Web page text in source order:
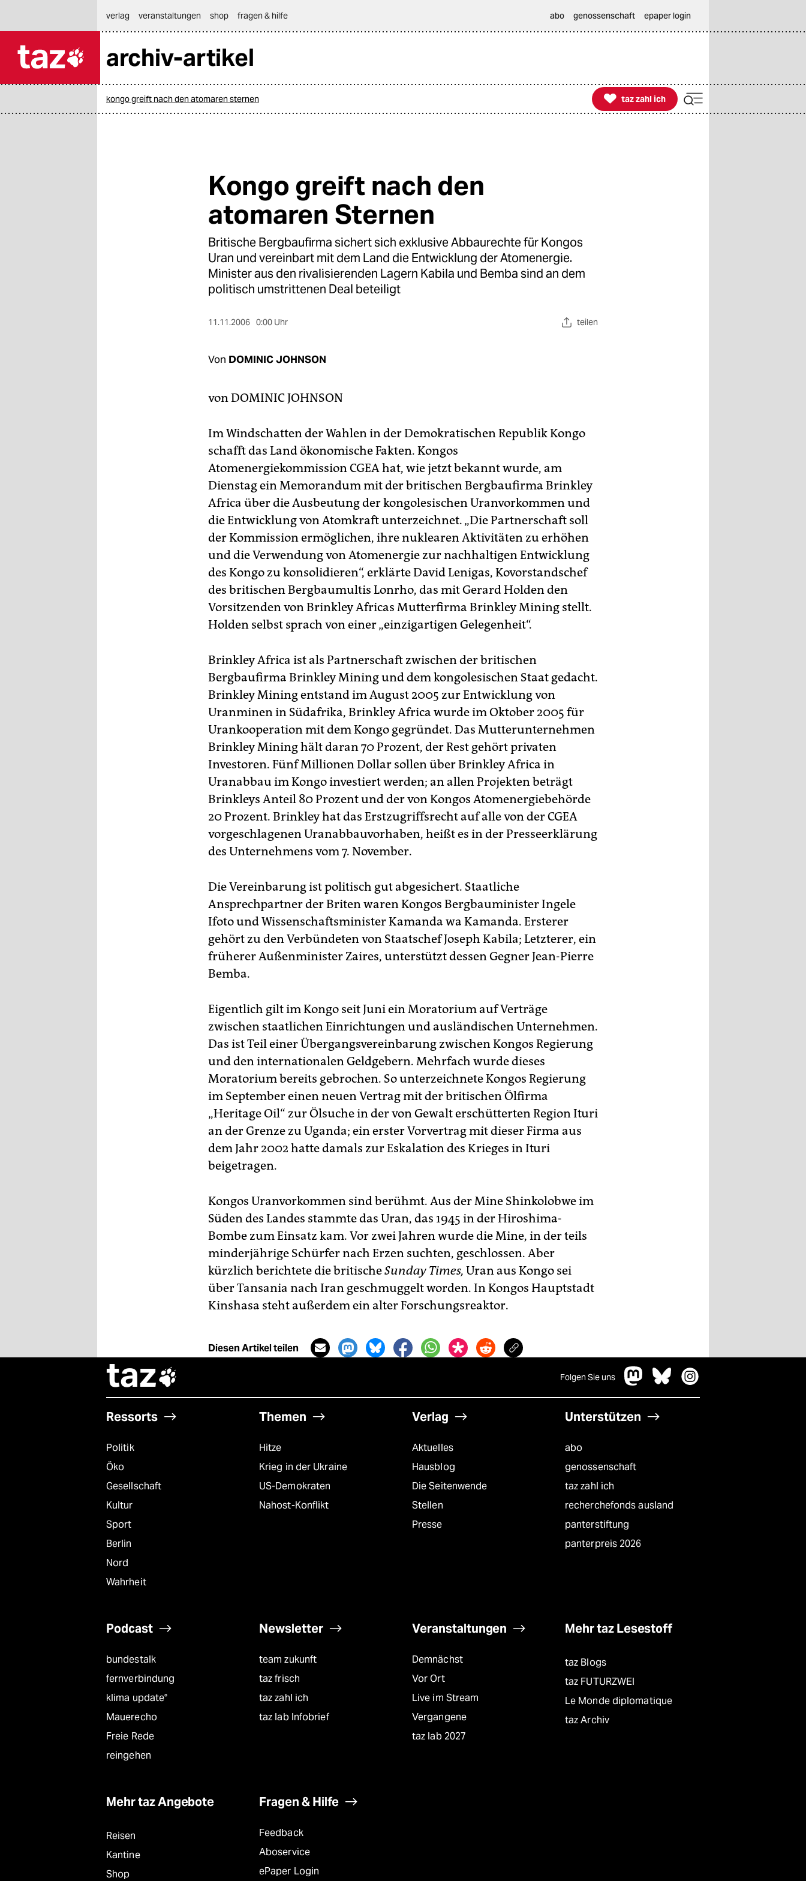
themen
verlag
veranstaltungen shop fragen & hilfe abo genossenschaft epaper login
archiv-artikel
kongo greift nach den atomaren sternen 
taz zahl ich
taz zahl ich
Kongo greift nach den
atomaren Sternen
Britische Bergbaufirma sichert sich exklusive Abbaurechte für Kongos
Uran und vereinbart mit dem Land die Entwicklung der Atomenergie.
Minister aus den rivalisierenden Lagern Kabila und Bemba sind an dem
politisch umstrittenen Deal beteiligt
11.11.2006 0:00 Uhr teilen
Von DOMINIC JOHNSON
vonDOMINIC JOHNSON
Im Windschatten der Wahlen in der Demokratischen Republik Kongo
schafft das Land ökonomische Fakten. Kongos
Atomenergiekommission CGEA hat, wie jetzt bekannt wurde, am
Dienstag ein Memorandum mit der britischen Bergbaufirma Brinkley
Africa über die Ausbeutung der kongolesischen Uranvorkommen und
die Entwicklung von Atomkraft unterzeichnet. „Die Partnerschaft soll
der Kommission ermöglichen, ihre nuklearen Aktivitäten zu erhöhen
und die Verwendung von Atomenergie zur nachhaltigen Entwicklung
des Kongo zu konsolidieren“, erklärte David Lenigas, Kovorstandschef
des britischen Bergbaumultis Lonrho, das mit Gerard Holden den
Vorsitzenden von Brinkley Africas Mutterfirma Brinkley Mining stellt.
Holden selbst sprach von einer „einzigartigen Gelegenheit“.
Brinkley Africa ist als Partnerschaft zwischen der britischen
Bergbaufirma Brinkley Mining und dem kongolesischen Staat gedacht.
Brinkley Mining entstand im August 2005 zur Entwicklung von
Uranminen in Südafrika, Brinkley Africa wurde im Oktober 2005 für
Urankooperation mit dem Kongo gegründet. Das Mutterunternehmen
Brinkley Mining hält daran 70 Prozent, der Rest gehört privaten
Investoren. Fünf Millionen Dollar sollen über Brinkley Africa in
Uranabbau im Kongo investiert werden; an allen Projekten beträgt
Brinkleys Anteil 80 Prozent und der von Kongos Atomenergiebehörde
20 Prozent. Brinkley hat das Erstzugriffsrecht auf alle von der CGEA
vorgeschlagenen Uranabbauvorhaben, heißt es in der Presseerklärung
des Unternehmens vom 7. November.
Die Vereinbarung ist politisch gut abgesichert. Staatliche
Ansprechpartner der Briten waren Kongos Bergbauminister Ingele
Ifoto und Wissenschaftsminister Kamanda wa Kamanda. Ersterer
gehört zu den Verbündeten von Staatschef Joseph Kabila; Letzterer, ein
früherer Außenminister Zaires, unterstützt dessen Gegner Jean-Pierre
Bemba.
Eigentlich gilt im Kongo seit Juni ein Moratorium auf Verträge
zwischen staatlichen Einrichtungen und ausländischen Unternehmen.
Das ist Teil einer Übergangsvereinbarung zwischen Kongos Regierung
und den internationalen Geldgebern. Mehrfach wurde dieses
Moratorium bereits gebrochen. So unterzeichnete Kongos Regierung
im September einen neuen Vertrag mit der britischen Ölfirma
„Heritage Oil“ zur Ölsuche in der von Gewalt erschütterten Region Ituri
an der Grenze zu Uganda; ein erster Vorvertrag mit dieser Firma aus
dem Jahr 2002 hatte damals zur Eskalation des Krieges in Ituri
beigetragen.
Kongos Uranvorkommen sind berühmt. Aus der Mine Shinkolobwe im
Süden des Landes stammte das Uran, das 1945 in der Hiroshima-
Bombe zum Einsatz kam. Vor zwei Jahren wurde die Mine, in der teils
minderjährige Schürfer nach Erzen suchten, geschlossen. Aber
kürzlich berichtete die britischeSunday Times, Uran aus Kongo sei
über Tansania nach Iran geschmuggelt worden. In Kongos Hauptstadt
Kinshasa steht außerdem ein alter Forschungsreaktor.
Diesen Artikel teilen
taz Folgen Sie uns
Ressorts
Politik
Öko
Gesellschaft
Kultur
Sport
Berlin
Nord
Wahrheit
Themen
Hitze
Krieg in der Ukraine
US-Demokraten
Nahost-Konflikt
Verlag
Aktuelles
Hausblog
Die Seitenwende
Stellen
Presse
Unterstützen
abo
genossenschaft
taz zahl ich
recherchefonds ausland
panterstiftung
panterpreis 2026
Podcast
bundestalk
fernverbindung
klima update°
Mauerecho
Freie Rede
reingehen
Newsletter
team zukunft
taz frisch
taz zahl ich
taz lab Infobrief
Veranstaltungen
Demnächst
Vor Ort
Live im Stream
Vergangene
taz lab 2027
Mehr taz Lesestoff
taz Blogs
taz FUTURZWEI
Le Monde diplomatique
taz Archiv
Mehr taz Angebote
Reisen
Kantine
Shop
Fragen & Hilfe
Feedback
Aboservice
ePaper Login